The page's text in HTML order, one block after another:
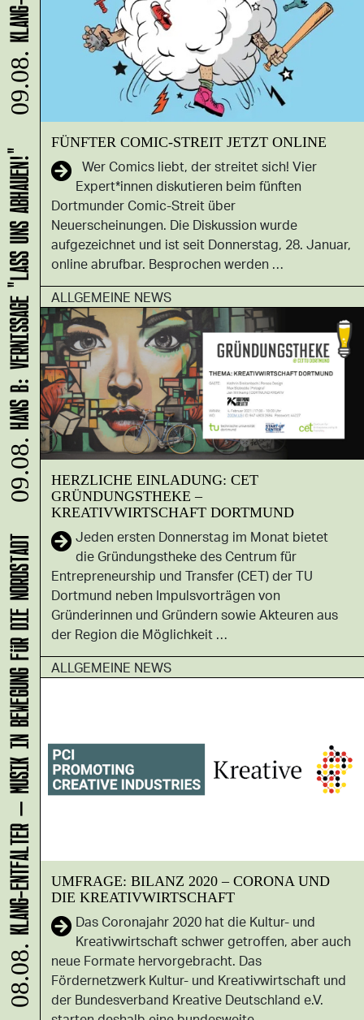
FÜNFTER COMIC-STREIT JETZT ONLINE
Wer Comics liebt, der streitet sich! Vier
Expert*innen diskutieren beim fünften
Dortmunder Comic-Streit über
Neuerscheinungen. Die Diskussion wurde
aufgezeichnet und ist seit Donnerstag, 28. Januar,
online abrufbar. Besprochen werden …
ALLGEMEINE NEWS
HERZLICHE EINLADUNG: CET
GRÜNDUNGSTHEKE –
KREATIVWIRTSCHAFT DORTMUND
Jeden ersten Donnerstag im Monat bietet
die Gründungs­theke des Centrum für
Entrepreneurship und Transfer (CET) der TU
Dortmund neben Impulsvorträgen von
Gründerinnen und Gründern sowie Akteuren aus
der Region die Möglichkeit …
ALLGEMEINE NEWS
UMFRAGE: BILANZ 2020 – CORONA UND
DIE KREATIVWIRTSCHAFT
Das Coronajahr 2020 hat die Kultur- und
Kreativwirtschaft schwer getroffen, aber auch
neue Formate hervorgebracht. Das
Fördernetzwerk Kultur- und Kreativwirtschaft und
der Bundesverband Kreative Deutschland e.V.
08.08.
KLANG-ENTFALTER – MUSIK IN BEWEGUNG FÜR DIE NORDSTADT
09.08.
HANS B: VERNISSAGE "LASS UNS ABHAUEN!"
09.08.